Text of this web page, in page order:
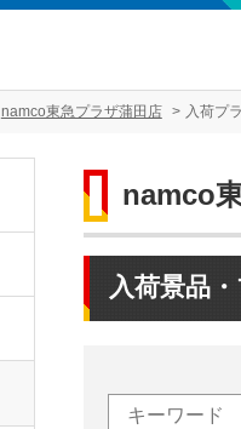
namco東急プラザ蒲田店 入荷プ
namco
入荷景品